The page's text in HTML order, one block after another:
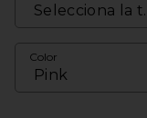
Color